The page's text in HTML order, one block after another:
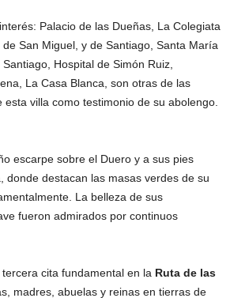
Palacio de las Dueñas, La Colegiata
San Miguel, y de Santiago, Santa María
Hospital de Simón Ruiz,
La Casa Blanca, son otras de las
villa como testimonio de su abolengo.
escarpe sobre el Duero y a sus pies
donde destacan las masas verdes de su
La belleza de sus
fueron admirados por continuos
cita fundamental en la Ruta de las
madres, abuelas y reinas en tierras de